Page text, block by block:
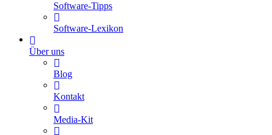
Software-Tipps
Software-Lexikon
Über uns
Blog
Kontakt
Media-Kit